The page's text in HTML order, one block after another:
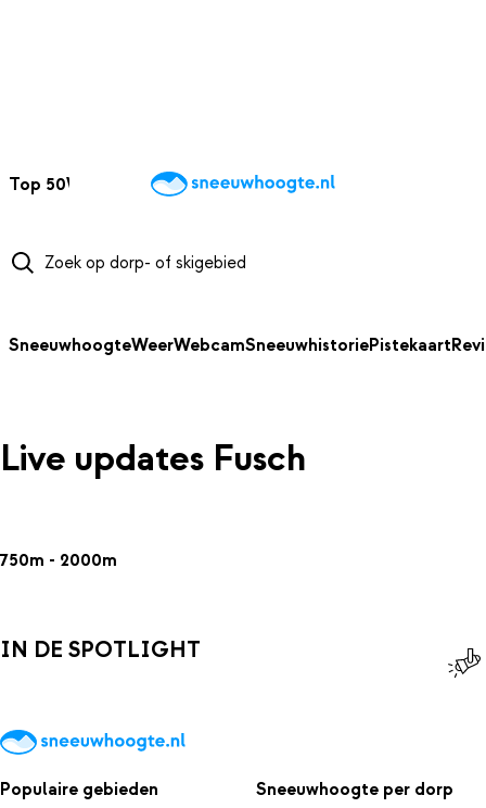
Top 50Webcams WintersportweerKaarten
SneeuwhoogteWeerWebcamSneeuwhistoriePistekaart
Live updates Fusch
750m - 2000m
IN DE SPOTLIGHT
Populaire gebieden Sneeuwhoogte per dorp